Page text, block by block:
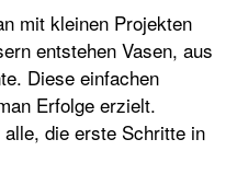
mit kleinen Projekten
entstehen Vasen, aus
Diese einfachen
Erfolge erzielt.
die erste Schritte in